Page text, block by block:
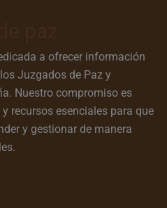
a ofrecer información
Juzgados de Paz y
Nuestro compromiso es
recursos esenciales para que
y gestionar de manera